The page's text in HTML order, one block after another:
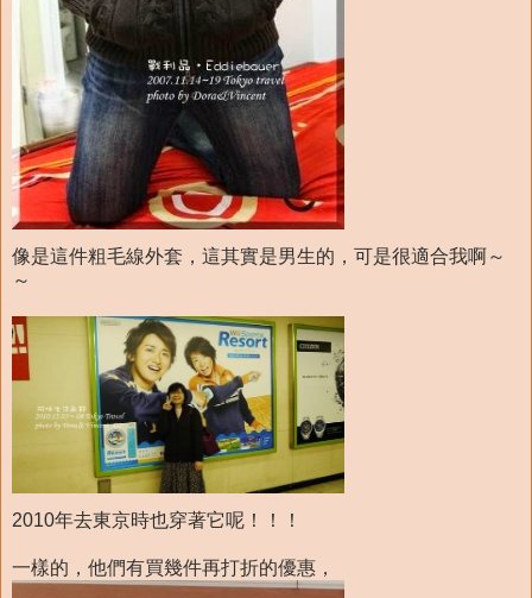
像是這件粗毛線外套，這其實是男生的，可是很適合我啊～
～
2010年去東京時也穿著它呢！！！
一樣的，他們有買幾件再打折的優惠，